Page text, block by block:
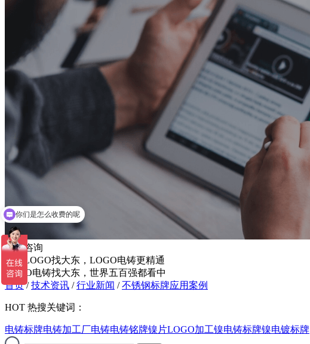
技术咨询
品牌LOGO找大东，LOGO电铸更精通
LOGO电铸找大东，世界五百强都看中
首页 / 技术资讯 / 行业新闻 / 不锈钢标牌应用案例
HOT 热搜关键词：
电铸标牌电铸加工厂电铸电铸铭牌镍片LOGO加工镍电铸标牌镍电镀标牌
你们是怎么收费的呢